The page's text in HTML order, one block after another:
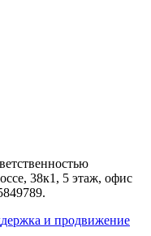
38к1, 5 этаж, офис
и продвижение